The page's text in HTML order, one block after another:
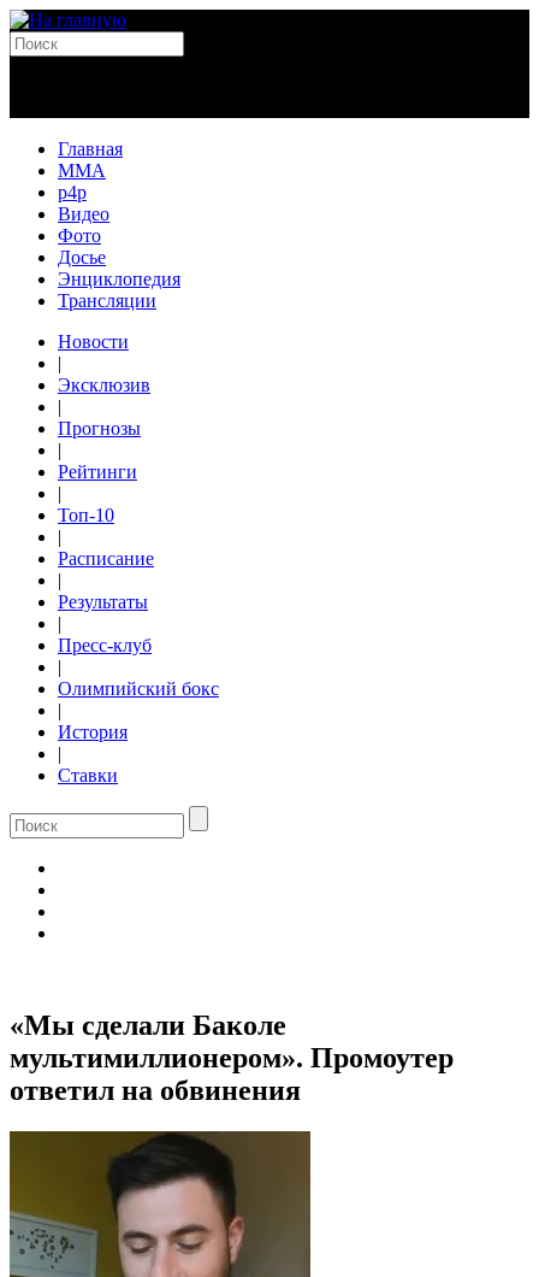
Главная
MMA
p4p
Видео
Фото
Досье
Энциклопедия
Трансляции
Новости
|
Эксклюзив
|
Прогнозы
|
Рейтинги
|
Топ-10
|
Расписание
|
Результаты
|
Пресс-клуб
|
Олимпийский бокс
|
История
|
Ставки
«Мы сделали Баколе
мультимиллионером». Промоутер
ответил на обвинения